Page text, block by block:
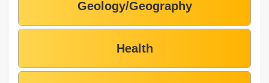
Geology/Geography
Health